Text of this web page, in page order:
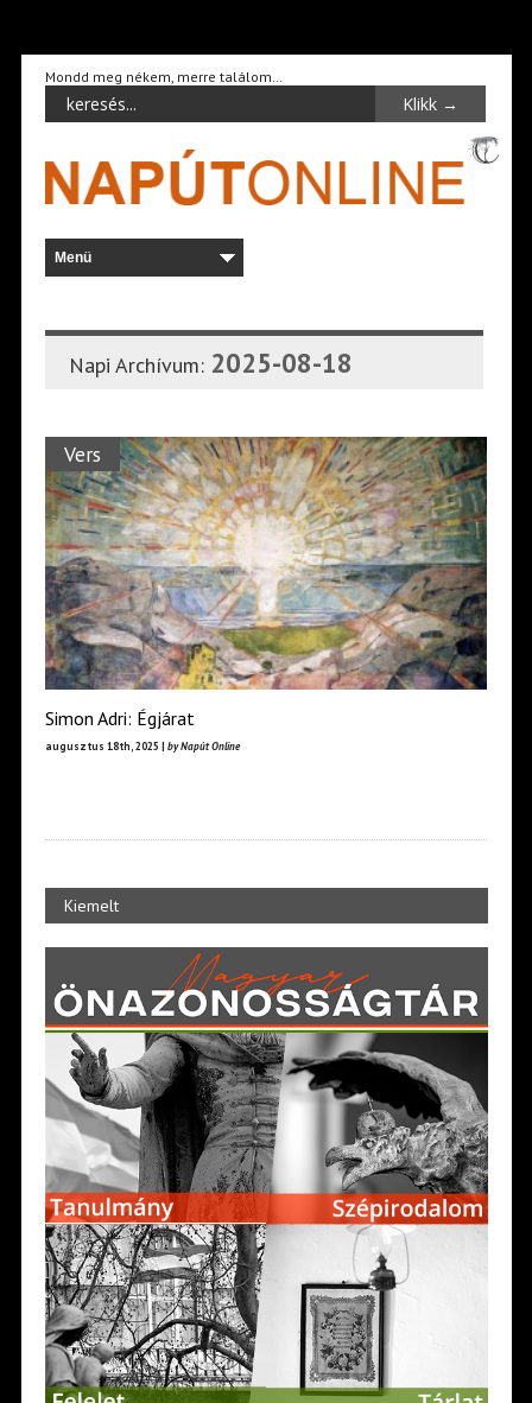
Mondd meg nékem, merre találom…
Napi Archívum: 2025-08-18
Vers
Simon Adri: Égjárat
augusztus 18th, 2025 | by Napút Online
Kiemelt